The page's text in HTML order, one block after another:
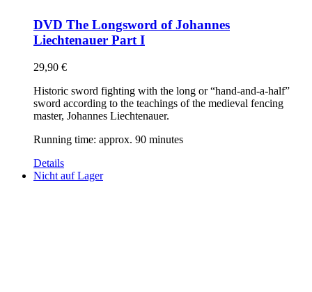
DVD The Longsword of Johannes
Liechtenauer Part I
29,90 €
Historic sword fighting with the long or “hand-and-a-half”
sword according to the teachings of the medieval fencing
master, Johannes Liechtenauer.
Running time: approx. 90 minutes
Details
Nicht auf Lager